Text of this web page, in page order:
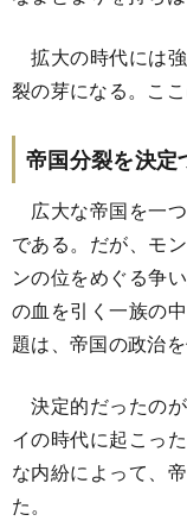
拡大の時代には
裂の芽になる。こ
帝国分裂を決定
広大な帝国を一
である。だが、モ
ンの位をめぐる争
の血を引く一族の
題は、帝国の政治
決定的だったの
イの時代に起こっ
な内紛によって、
た。